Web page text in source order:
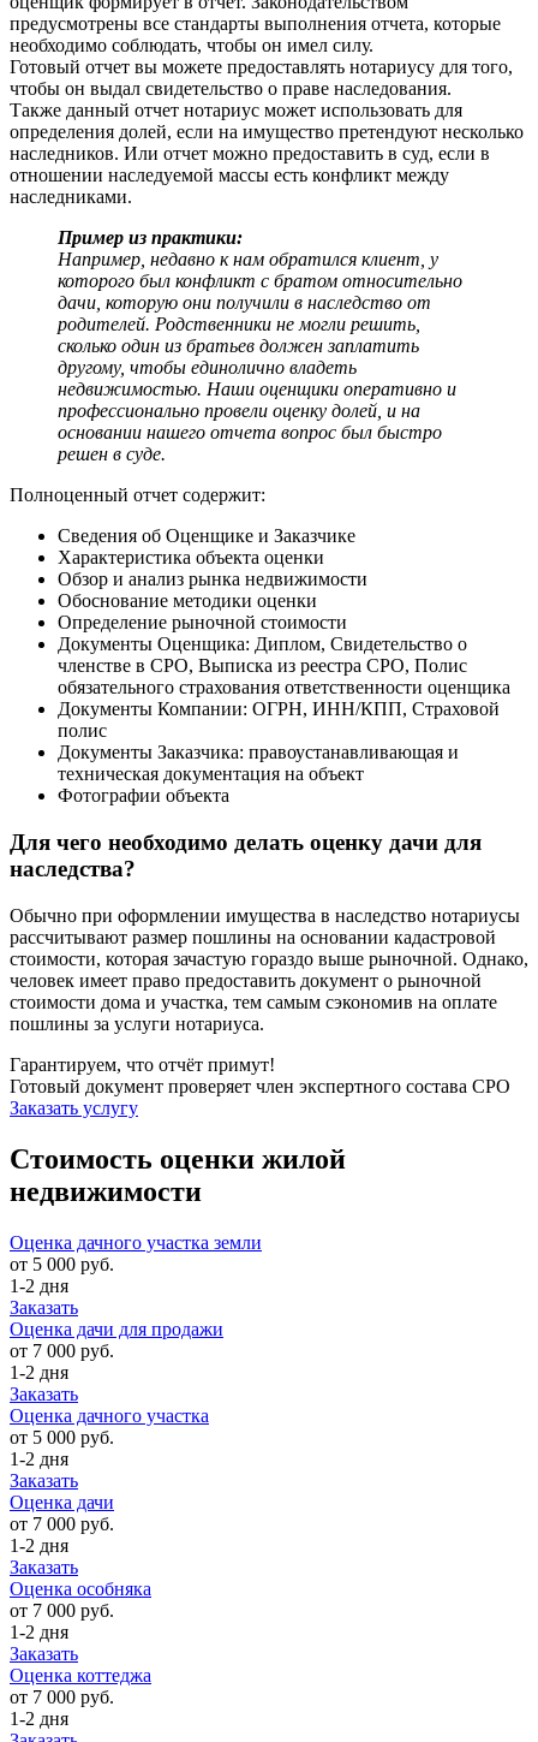
предусмотрены все стандарты выполнения отчета, которые
необходимо соблюдать, чтобы он имел силу.
Готовый отчет вы можете предоставлять нотариусу для того,
чтобы он выдал свидетельство о праве наследования.
Также данный отчет нотариус может использовать для
определения долей, если на имущество претендуют несколько
наследников. Или отчет можно предоставить в суд, если в
отношении наследуемой массы есть конфликт между
наследниками.
Пример из практики:
Например, недавно к нам обратился клиент, у
которого был конфликт с братом относительно
дачи, которую они получили в наследство от
родителей. Родственники не могли решить,
сколько один из братьев должен заплатить
другому, чтобы единолично владеть
недвижимостью. Наши оценщики оперативно и
профессионально провели оценку долей, и на
основании нашего отчета вопрос был быстро
решен в суде.
Полноценный отчет содержит:
Сведения об Оценщике и Заказчике
Характеристика объекта оценки
Обзор и анализ рынка недвижимости
Обоснование методики оценки
Определение рыночной стоимости
Документы Оценщика: Диплом, Свидетельство о
членстве в СРО, Выписка из реестра СРО, Полис
обязательного страхования ответственности оценщика
Документы Компании: ОГРН, ИНН/КПП, Страховой
полис
Документы Заказчика: правоустанавливающая и
техническая документация на объект
Фотографии объекта
Для чего необходимо делать оценку дачи для
наследства?
Обычно при оформлении имущества в наследство нотариусы
рассчитывают размер пошлины на основании кадастровой
стоимости, которая зачастую гораздо выше рыночной. Однако,
человек имеет право предоставить документ о рыночной
стоимости дома и участка, тем самым сэкономив на оплате
пошлины за услуги нотариуса.
Гарантируем, что отчёт примут!
Готовый документ проверяет член экспертного состава СРО
Заказать услугу
Стоимость оценки жилой
недвижимости
Оценка дачного участка земли
от 5 000 руб.
1-2 дня
Заказать
Оценка дачи для продажи
от 7 000 руб.
1-2 дня
Заказать
Оценка дачного участка
от 5 000 руб.
1-2 дня
Заказать
Оценка дачи
от 7 000 руб.
1-2 дня
Заказать
Оценка особняка
от 7 000 руб.
1-2 дня
Заказать
Оценка коттеджа
от 7 000 руб.
1-2 дня